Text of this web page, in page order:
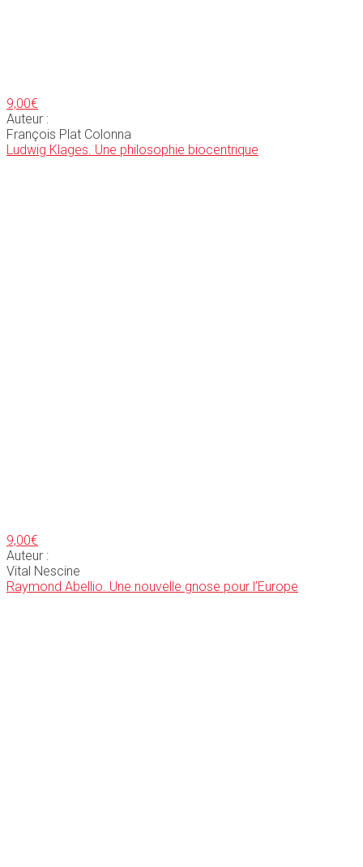
9,00€
Auteur :
François Plat Colonna
Ludwig Klages. Une philosophie biocentrique
9,00€
Auteur :
Vital Nescine
Raymond Abellio. Une nouvelle gnose pour l’Europe